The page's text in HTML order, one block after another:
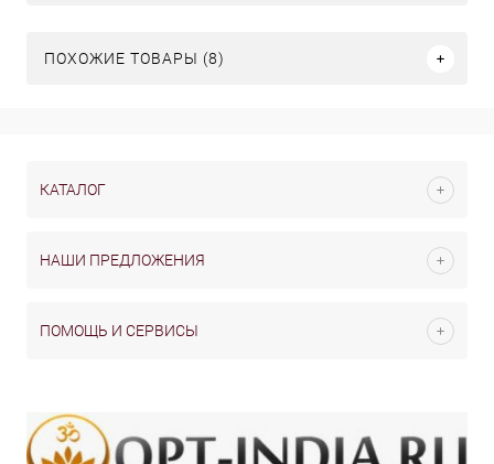
ПОХОЖИЕ ТОВАРЫ (8)
КАТАЛОГ
НАШИ ПРЕДЛОЖЕНИЯ
ПОМОЩЬ И СЕРВИСЫ